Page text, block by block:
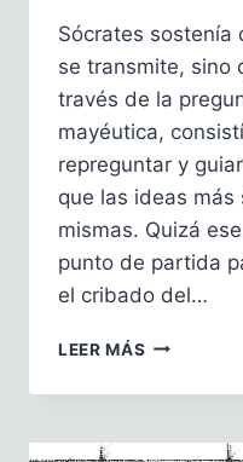
Sócrates sostenía
se transmite, sino
través de la
mayéutica,
repreguntar y
que las ideas más
mismas. Quizá
punto de partida
el cribado del…
LEER MÁS CRIBADO
CÁNCER
MAMA: